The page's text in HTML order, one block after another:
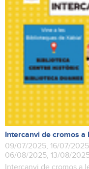
Intercanvi de cromos
09/07/2025, 16/07/
06/08/2025, 13/08/